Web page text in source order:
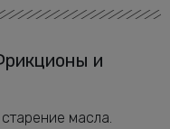
и
масла.